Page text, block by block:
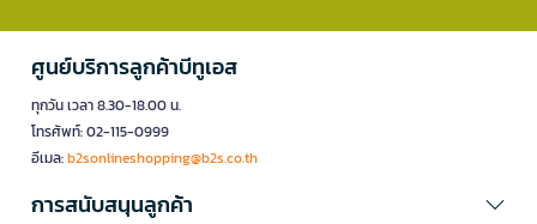
ศูนย์บริการลูกค้าบีทูเอส
ทุกวัน เวลา 8.30-18.00 น.
โทรศัพท์: 02-115-0999
อีเมล:b2sonlineshopping@b2s.co.th
การสนับสนุนลูกค้า